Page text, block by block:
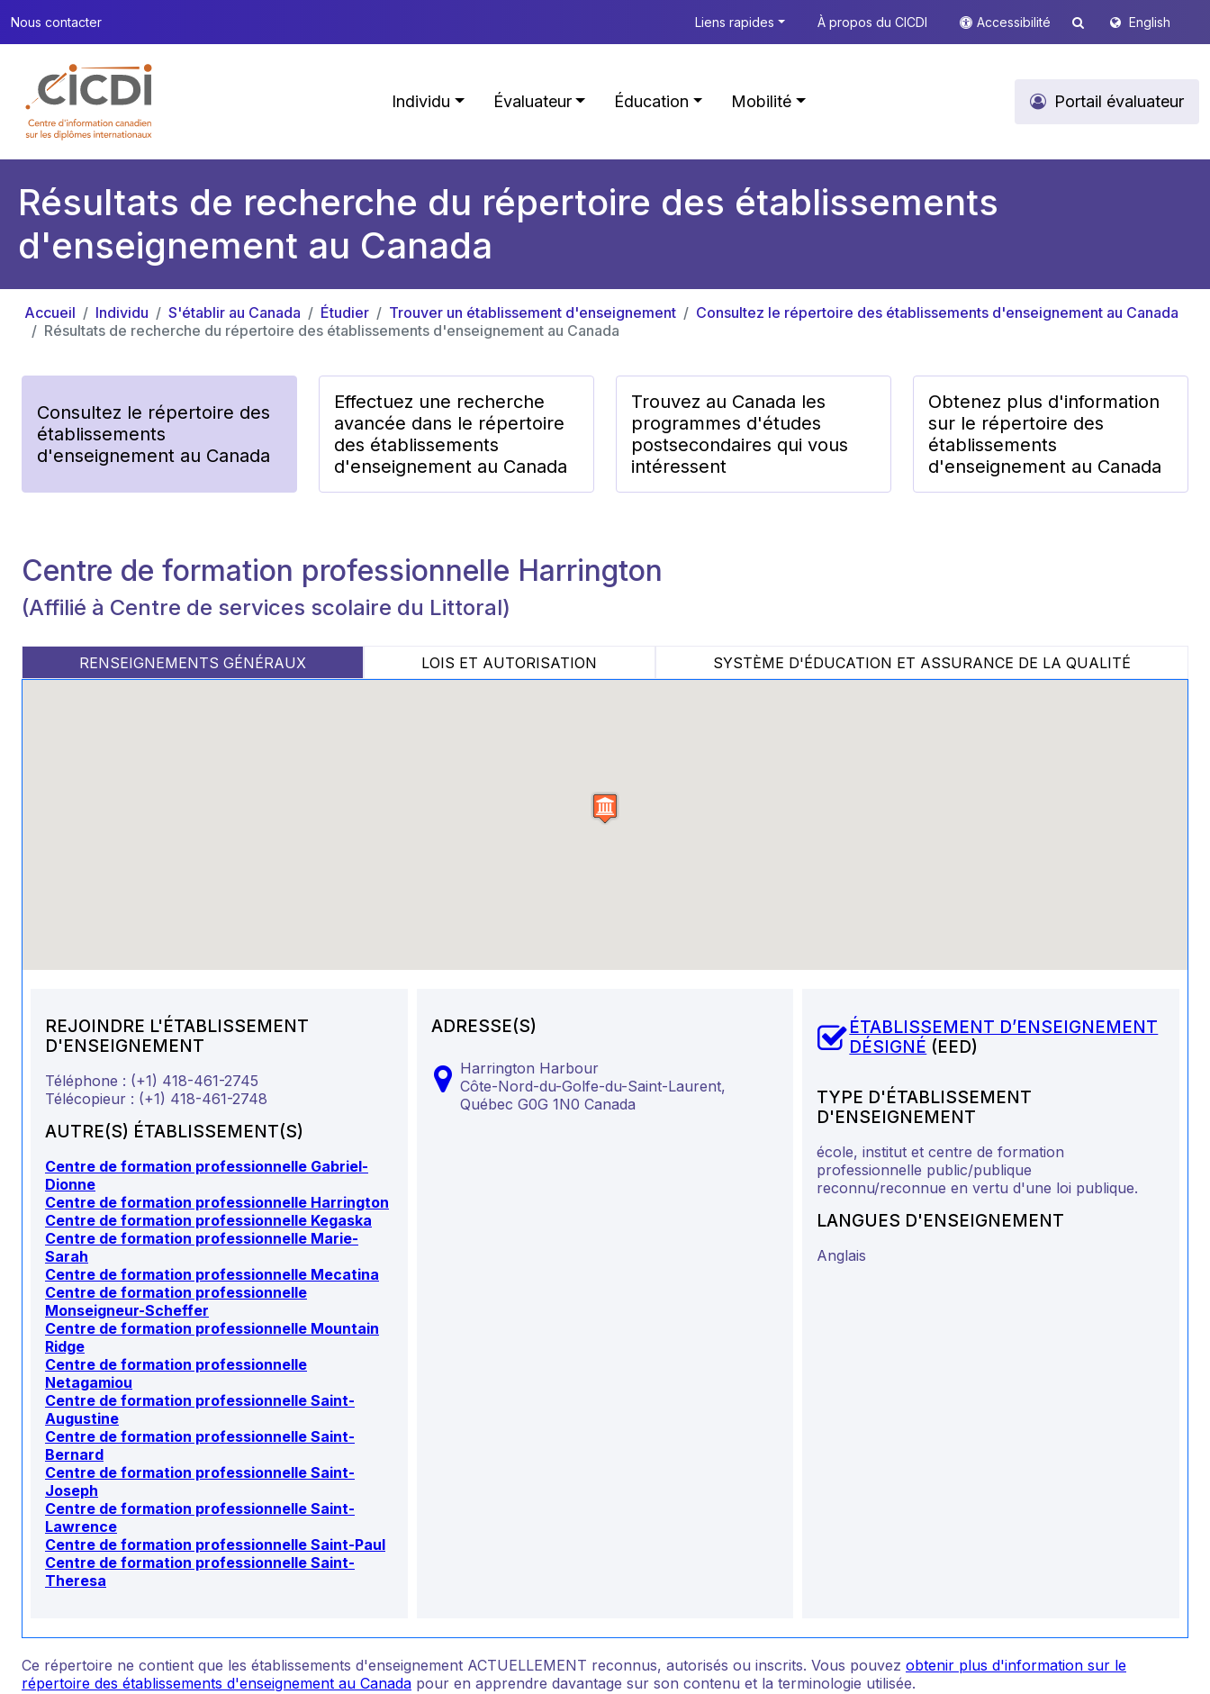
Nous contacter Liens rapides À propos du CICDI Accessibilité English
Individu Évaluateur Éducation Mobilité Portail évaluateur
Résultats de recherche du répertoire des établissements
d'enseignement au Canada
Accueil Individu S'établir au Canada Étudier Trouver un établissement d'enseignement
Consultez le répertoire des établissements d'enseignement au Canada
Résultats de recherche du répertoire des établissements d'enseignement au Canada
Consultez le répertoire des
établissements
d'enseignement au Canada
Effectuez une recherche
avancée dans le répertoire
des établissements
d'enseignement au Canada
Trouvez au Canada les
programmes d'études
postsecondaires qui vous
intéressent
Obtenez plus d'information
sur le répertoire des
établissements
d'enseignement au Canada
Centre de formation professionnelle Harrington
(Affilié à Centre de services scolaire du Littoral)
RENSEIGNEMENTS GÉNÉRAUX LOIS ET AUTORISATION SYSTÈME D'ÉDUCATION ET ASSURANCE DE LA QUALITÉ
REJOINDRE L'ÉTABLISSEMENT
D'ENSEIGNEMENT
Téléphone : (+1) 418-461-2745
Télécopieur : (+1) 418-461-2748
AUTRE(S) ÉTABLISSEMENT(S)
Centre de formation professionnelle Gabriel-
Dionne
Centre de formation professionnelle Harrington
Centre de formation professionnelle Kegaska
Centre de formation professionnelle Marie-
Sarah
Centre de formation professionnelle Mecatina
Centre de formation professionnelle
Monseigneur-Scheffer
Centre de formation professionnelle Mountain
Ridge
Centre de formation professionnelle
Netagamiou
Centre de formation professionnelle Saint-
Augustine
Centre de formation professionnelle Saint-
Bernard
Centre de formation professionnelle Saint-
Joseph
Centre de formation professionnelle Saint-
Lawrence
Centre de formation professionnelle Saint-Paul
Centre de formation professionnelle Saint-
Theresa
ADRESSE(S)
Harrington Harbour
Côte-Nord-du-Golfe-du-Saint-Laurent,
Québec G0G 1N0 Canada
ÉTABLISSEMENT D’ENSEIGNEMENT
DÉSIGNÉ (EED)
TYPE D'ÉTABLISSEMENT
D'ENSEIGNEMENT
école, institut et centre de formation
professionnelle public/publique
reconnu/reconnue en vertu d'une loi publique.
LANGUES D'ENSEIGNEMENT
Anglais
Ce répertoire ne contient que les établissements d'enseignement ACTUELLEMENT reconnus, autorisés ou inscrits. Vous pouvez obtenir plus d'information sur le
répertoire des établissements d'enseignement au Canada pour en apprendre davantage sur son contenu et la terminologie utilisée.